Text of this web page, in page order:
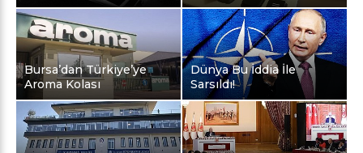
Bursa’dan Türkiye’ye
Aroma Kolası
Dünya Bu İddia İle
Sarsıldı!